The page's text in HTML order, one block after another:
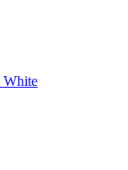
White